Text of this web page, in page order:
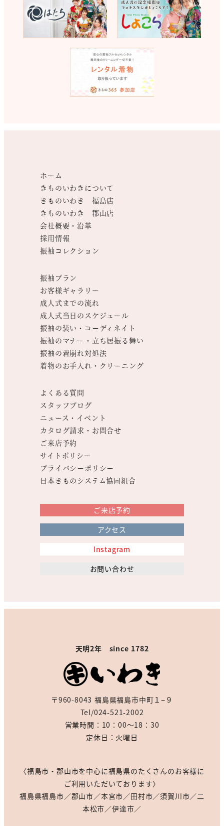
ホーム
きものいわきについて
きものいわき 福島店
きものいわき 郡山店
会社概要・沿革
採用情報
振袖コレクション
振袖プラン
お客様ギャラリー
成人式までの流れ
成人式当日のスケジュール
振袖の装い・コーディネイト
振袖のマナー・立ち居振る舞い
振袖の着崩れ対処法
着物のお手入れ・クリーニング
よくある質問
スタッフブログ
ニュース・イベント
カタログ請求・お問合せ
ご来店予約
サイトポリシー
プライバシーポリシー
日本きものシステム協同組合
ご来店予約
アクセス
Instagram
お問い合わせ
天明2年 since 1782
〒960-8043 福島県福島市中町１−９
Tel/024-521-2002
営業時間：10：00～18：30
定休日：火曜日
〈福島市・郡山市を中心に福島県のたくさんのお客様に
ご利用いただいております〉
福島県福島市／郡山市／本宮市／田村市／須賀川市／二
本松市／伊達市／